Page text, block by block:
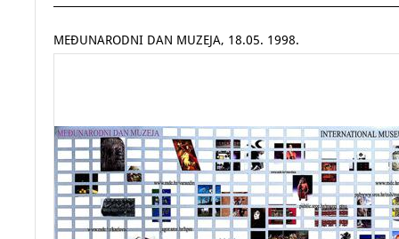
MEĐUNARODNI DAN MUZEJA, 18.05. 1998.